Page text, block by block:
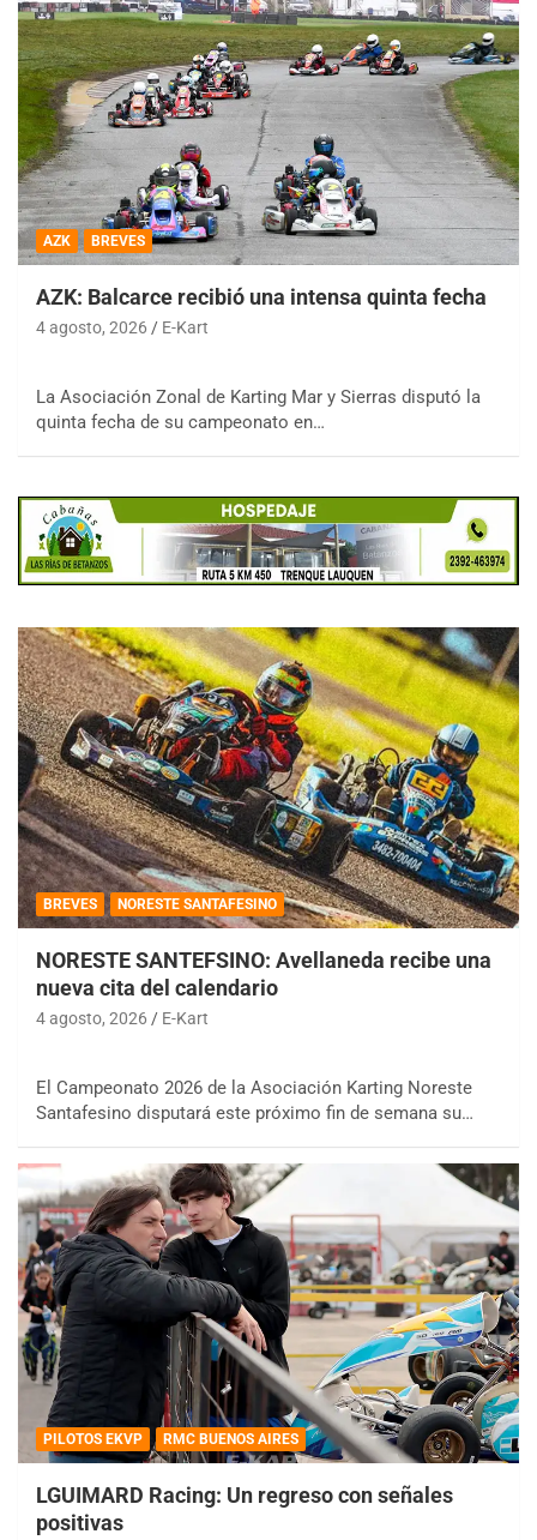
AZK BREVES
AZK: Balcarce recibió una intensa quinta fecha
4 agosto, 2026 E-Kart
La Asociación Zonal de Karting Mar y Sierras disputó la
quinta fecha de su campeonato en…
BREVES NORESTE SANTAFESINO
NORESTE SANTEFSINO: Avellaneda recibe una
nueva cita del calendario
4 agosto, 2026 E-Kart
El Campeonato 2026 de la Asociación Karting Noreste
Santafesino disputará este próximo fin de semana su…
PILOTOS EKVP RMC BUENOS AIRES
LGUIMARD Racing: Un regreso con señales
positivas